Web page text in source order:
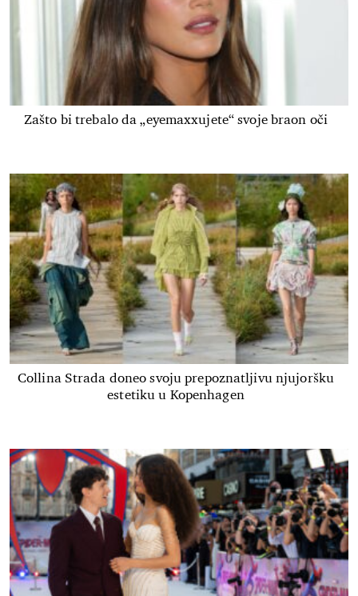
Zašto bi trebalo da „eyemaxxujete“ svoje braon oči
Collina Strada doneo svoju prepoznatljivu njujoršku
estetiku u Kopenhagen